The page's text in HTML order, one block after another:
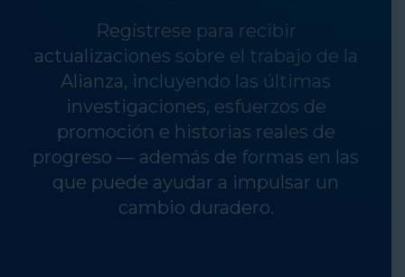
Regístrese para recibir
actualizaciones sobre el trabajo de la
Alianza, incluyendo las últimas
investigaciones, esfuerzos de
promoción e historias reales de
progreso — además de formas en las
que puede ayudar a impulsar un
cambio duradero.